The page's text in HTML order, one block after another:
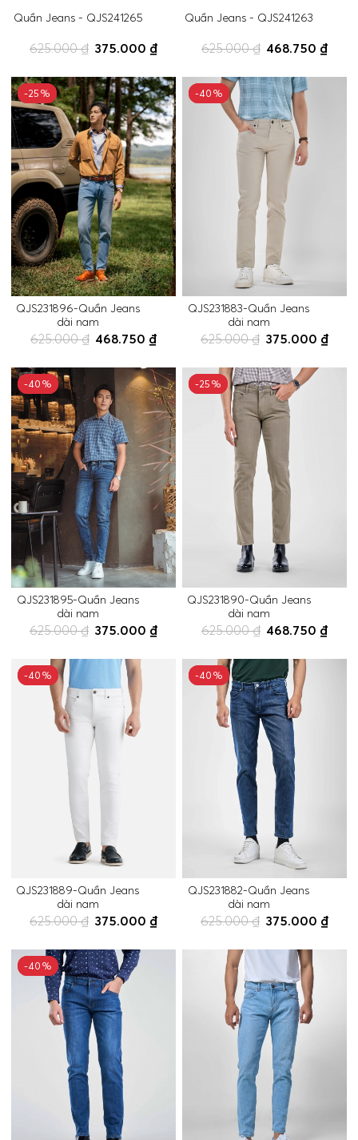
Quần Jeans - QJS241265
375.000 ₫
625.000 ₫
Quần Jeans - QJS241263
468.750 ₫
625.000 ₫
QJS231896-Quần Jeans
dài nam
468.750 ₫
-25%
-25%
625.000 ₫
QJS231883-Quần Jeans
dài nam
375.000 ₫
-40%
-40%
625.000 ₫
QJS231895-Quần Jeans
dài nam
375.000 ₫
-40%
-40%
625.000 ₫
QJS231890-Quần Jeans
dài nam
468.750 ₫
-25%
-25%
625.000 ₫
QJS231889-Quần Jeans
dài nam
375.000 ₫
-40%
-40%
625.000 ₫
QJS231882-Quần Jeans
dài nam
375.000 ₫
-40%
-40%
625.000 ₫
-40%
-40%